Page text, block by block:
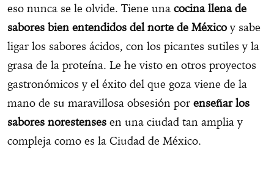
eso nunca se le olvide. Tiene una cocina llena de
sabores bien entendidos del norte de México y sabe
ligar los sabores ácidos, con los picantes sutiles y la
grasa de la proteína. Le he visto en otros proyectos
gastronómicos y el éxito del que goza viene de la
mano de su maravillosa obsesión por enseñar los
sabores norestenses en una ciudad tan amplia y
compleja como es la Ciudad de México.